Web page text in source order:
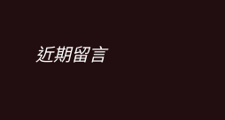
近期留言